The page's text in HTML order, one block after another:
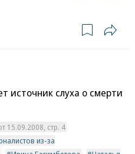
источник слуха о смерти
15.09.2008, стр. 4
из-за